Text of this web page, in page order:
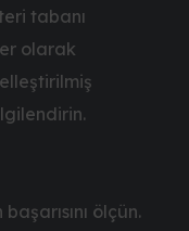
tabanı
olarak
ölçün.